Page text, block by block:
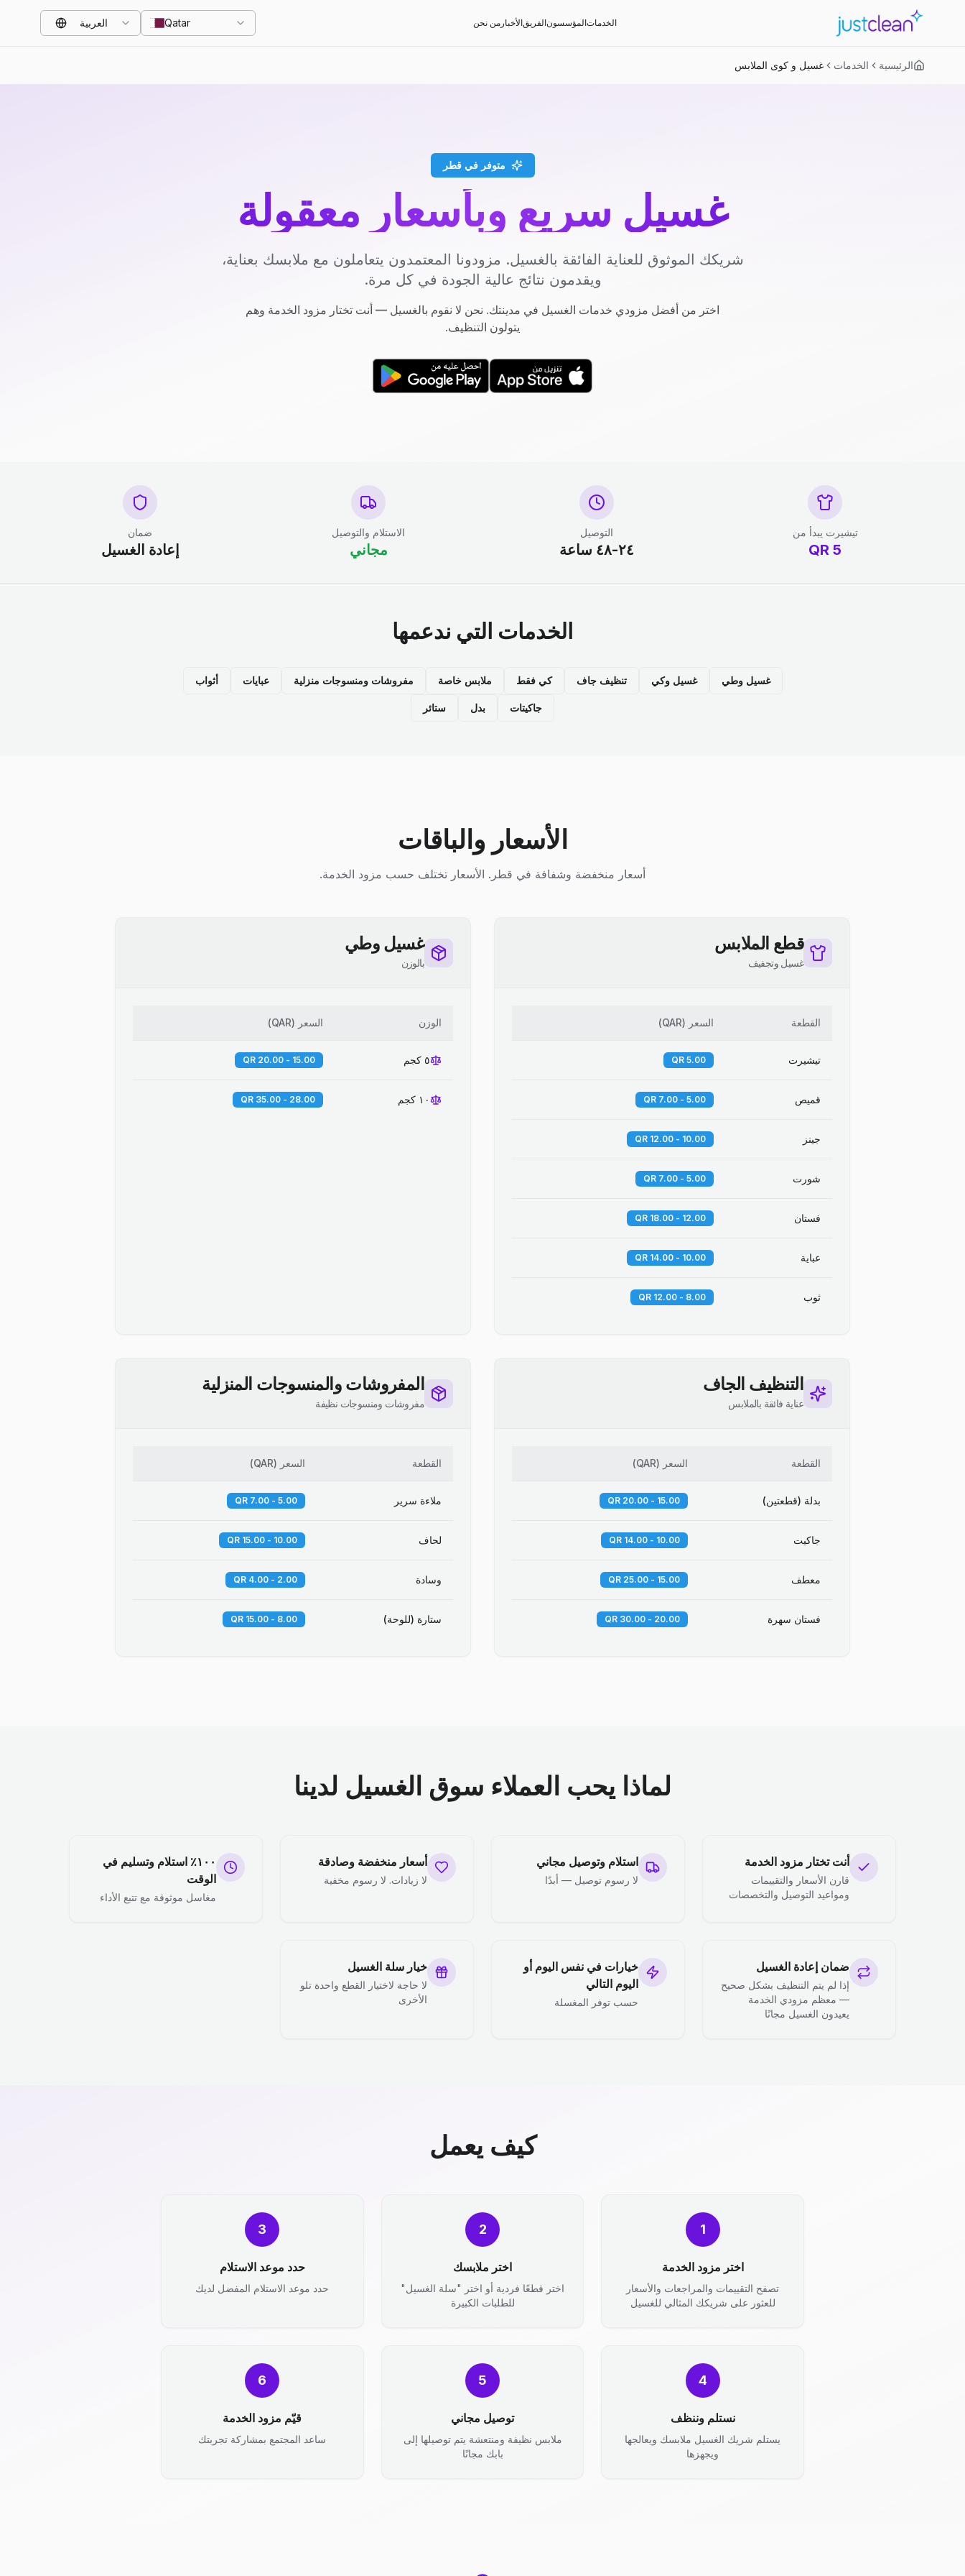
الخدماتالمؤسسونالفريقالأخبار من نحن Qatar العربية
الرئيسية الخدمات غسيل و كوى الملابس
متوفر في قطر
غسيل سريع وبأسعار معقولة
شريكك الموثوق للعناية الفائقة بالغسيل. مزودونا المعتمدون يتعاملون مع ملابسك بعناية،
ويقدمون نتائج عالية الجودة في كل مرة.
اختر من أفضل مزودي خدمات الغسيل في مدينتك. نحن لا نقوم بالغسيل — أنت تختار مزود الخدمة وهم
يتولون التنظيف.
تيشيرت يبدأ من
5
QR
التوصيل
٢٤-٤٨ ساعة
الاستلام والتوصيل
مجاني
ضمان
إعادة الغسيل
الخدمات التي ندعمها
غسيل وطي غسيل وكي تنظيف جاف كي فقط ملابس خاصة مفروشات ومنسوجات منزلية عبايات أثواب
جاكيتات بدل ستائر
الأسعار والباقات
أسعار منخفضة وشفافة في قطر. الأسعار تختلف حسب مزود الخدمة.
قطع الملابس
غسيل وتجفيف
القطعة السعر (
QAR
)
تيشيرت 5.00 QR
قميص 5.00 - 7.00 QR
جينز 10.00 - 12.00 QR
شورت 5.00 - 7.00 QR
فستان 12.00 - 18.00 QR
عباية 10.00 - 14.00 QR
ثوب 8.00 - 12.00 QR
غسيل وطي
بالوزن
الوزن السعر (
QAR
)
٥ كجم 15.00 - 20.00 QR
١٠ كجم 28.00 - 35.00 QR
التنظيف الجاف
عناية فائقة بالملابس
القطعة السعر (
QAR
)
بدلة (قطعتين) 15.00 - 20.00 QR
جاكيت 10.00 - 14.00 QR
معطف 15.00 - 25.00 QR
فستان سهرة 20.00 - 30.00 QR
المفروشات والمنسوجات المنزلية
مفروشات ومنسوجات نظيفة
القطعة السعر (
QAR
)
ملاءة سرير 5.00 - 7.00 QR
لحاف 10.00 - 15.00 QR
وسادة 2.00 - 4.00 QR
ستارة (للوحة) 8.00 - 15.00 QR
لماذا يحب العملاء سوق الغسيل لدينا
أنت تختار مزود الخدمة
قارن الأسعار والتقييمات
ومواعيد التوصيل والتخصصات
استلام وتوصيل مجاني
لا رسوم توصيل — أبدًا
أسعار منخفضة وصادقة
لا زيادات. لا رسوم مخفية
١٠٠٪ استلام وتسليم في
الوقت
مغاسل موثوقة مع تتبع الأداء
ضمان إعادة الغسيل
إذا لم يتم التنظيف بشكل صحيح
— معظم مزودي الخدمة
يعيدون الغسيل مجانًا
خيارات في نفس اليوم أو
اليوم التالي
حسب توفر المغسلة
خيار سلة الغسيل
لا حاجة لاختيار القطع واحدة تلو
الأخرى
كيف يعمل
1
اختر مزود الخدمة
تصفح التقييمات والمراجعات والأسعار
للعثور على شريكك المثالي للغسيل
2
اختر ملابسك
اختر قطعًا فردية أو اختر "سلة الغسيل"
للطلبات الكبيرة
3
حدد موعد الاستلام
حدد موعد الاستلام المفضل لديك
4
نستلم وننظف
يستلم شريك الغسيل ملابسك ويعالجها
ويجهزها
5
توصيل مجاني
ملابس نظيفة ومنتعشة يتم توصيلها إلى
بابك مجانًا
6
قيّم مزود الخدمة
ساعد المجتمع بمشاركة تجربتك